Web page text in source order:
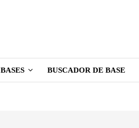
BASES BUSCADOR DE BASE